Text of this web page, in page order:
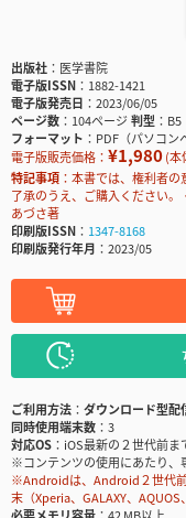
出版社
医学書院
電子版ISSN
1882-1421
電子版発売日
2023/06/05
ページ数
104ページ判型
B5
フォーマット
PDF（パソコン
電子版販売価格： ¥1,980(本
特記事項
本書では、権利者の
了承のうえ、ご購入ください
あづさ著
印刷版ISSN
1347-8168
印刷版発行年月
2023/05
ご利用方法
ダウンロード型配
同時使用端末数
3
対応OS
iOS最新の２世代前
※コンテンツの使用にあたり
※Androidは、Android２世代
末（Xperia、GALAXY、